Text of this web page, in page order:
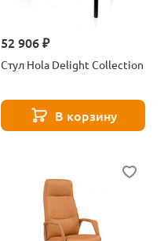
52 906 ₽
Стул Hola Delight Collection
В корзину